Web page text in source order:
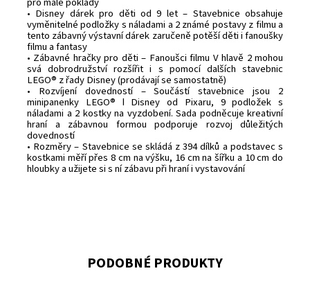
• Disney dárek pro děti od 9 let – Stavebnice obsahuje
vyměnitelné podložky s náladami a 2 známé postavy z filmu a
tento zábavný výstavní dárek zaručeně potěší děti i fanoušky
filmu a fantasy
• Zábavné hračky pro děti – Fanoušci filmu V hlavě 2 mohou
svá dobrodružství rozšířit i s pomocí dalších stavebnic
LEGO® z řady Disney (prodávají se samostatně)
• Rozvíjení dovedností – Součástí stavebnice jsou 2
minipanenky LEGO® ǀ Disney od Pixaru, 9 podložek s
náladami a 2 kostky na vyzdobení. Sada podněcuje kreativní
hraní a zábavnou formou podporuje rozvoj důležitých
dovedností
• Rozměry – Stavebnice se skládá z 394 dílků a podstavec s
kostkami měří přes 8 cm na výšku, 16 cm na šířku a 10 cm do
hloubky a užijete si s ní zábavu při hraní i vystavování
PODOBNÉ PRODUKTY